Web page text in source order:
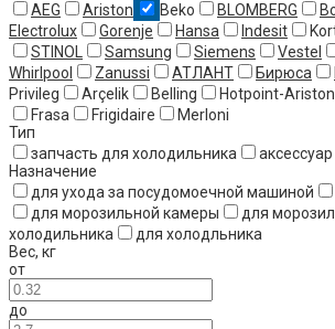
AEG Ariston Beko BLOMBERG
Electrolux
Gorenje Hansa Indesit
STINOL
Samsung Siemens Vestel
Whirlpool
Zanussi АТЛАНТ Бирюса
Privileg
Arçelik Belling Hotpoint-Ariston
Frasa
Frigidaire
Merloni
Тип
запчасть для холодильника
Назначение
для ухода за посудомоечной машиной
для морозильной камеры
для
холодильника
для холодльника
Вес, кг
от
до